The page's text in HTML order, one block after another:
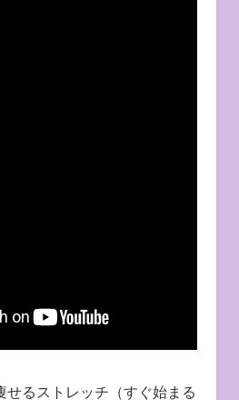
せるストレッチ（すぐ始まる